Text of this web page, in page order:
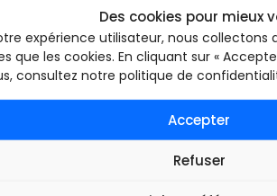
Des cookies pour mieux
expérience utilisateur, nous collectons
que les cookies. En cliquant sur «
consultez notre politique de
Accepter
Refuser
le